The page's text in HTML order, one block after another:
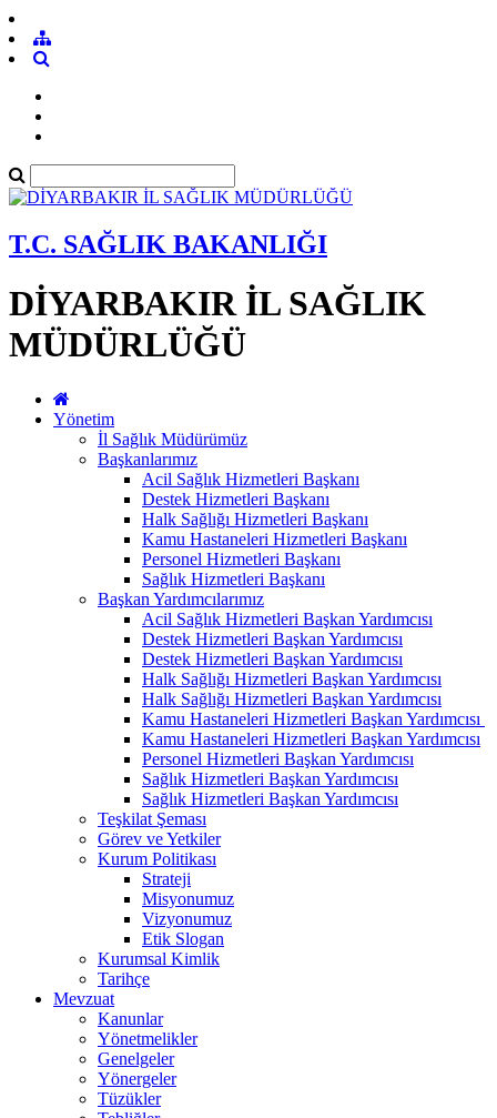
T.C. SAĞLIK BAKANLIĞI
DİYARBAKIR İL SAĞLIK
MÜDÜRLÜĞÜ
Yönetim
İl Sağlık Müdürümüz
Başkanlarımız
Acil Sağlık Hizmetleri Başkanı
Destek Hizmetleri Başkanı
Halk Sağlığı Hizmetleri Başkanı
Kamu Hastaneleri Hizmetleri Başkanı
Personel Hizmetleri Başkanı
Sağlık Hizmetleri Başkanı
Başkan Yardımcılarımız
Acil Sağlık Hizmetleri Başkan Yardımcısı
Destek Hizmetleri Başkan Yardımcısı
Destek Hizmetleri Başkan Yardımcısı
Halk Sağlığı Hizmetleri Başkan Yardımcısı
Halk Sağlığı Hizmetleri Başkan Yardımcısı
Kamu Hastaneleri Hizmetleri Başkan Yardımcısı ​
Kamu Hastaneleri Hizmetleri Başkan Yardımcısı
Personel Hizmetleri Başkan Yardımcısı
Sağlık Hizmetleri Başkan Yardımcısı
Sağlık Hizmetleri Başkan Yardımcısı
Teşkilat Şeması
Görev ve Yetkiler
Kurum Politikası
Strateji
Misyonumuz
Vizyonumuz
Etik Slogan
Kurumsal Kimlik
Tarihçe
Mevzuat
Kanunlar
Yönetmelikler
Genelgeler
Yönergeler
Tüzükler